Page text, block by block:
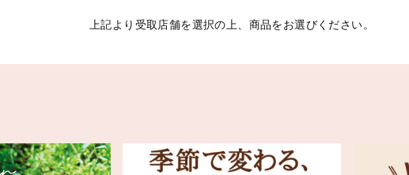
上記より受取店舗を選択の上、商品をお選びください。